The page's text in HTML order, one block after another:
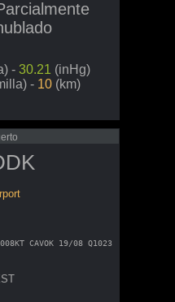
- 30.21 (inHg)
- 10 (km)
CAVOK 19/08 Q1023